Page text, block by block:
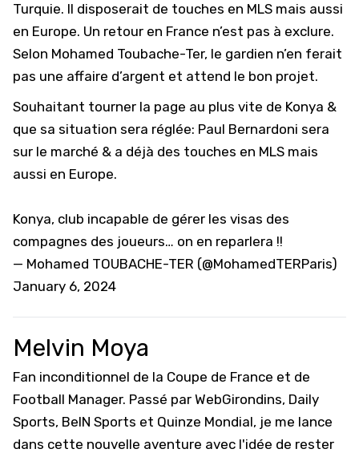
Turquie. Il disposerait de touches en MLS mais aussi
en Europe. Un retour en France n’est pas à exclure.
Selon Mohamed Toubache-Ter, le gardien n’en ferait
pas une affaire d’argent et attend le bon projet.
Souhaitant tourner la page au plus vite de Konya &
que sa situation sera réglée: Paul Bernardoni sera
sur le marché & a déjà des touches en MLS mais
aussi en Europe.
Konya, club incapable de gérer les visas des
compagnes des joueurs… on en reparlera !!
— Mohamed TOUBACHE-TER (@MohamedTERParis)
January 6, 2024
Melvin Moya
Fan inconditionnel de la Coupe de France et de
Football Manager. Passé par WebGirondins, Daily
Sports, BeIN Sports et Quinze Mondial, je me lance
dans cette nouvelle aventure avec l'idée de rester